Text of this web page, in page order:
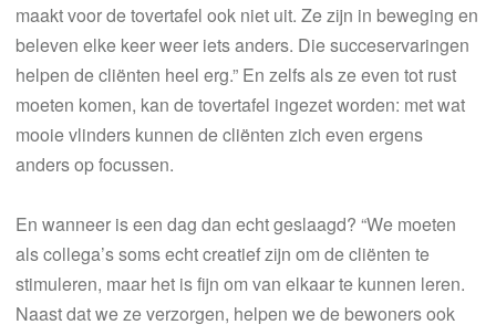
maakt voor de tovertafel ook niet uit. Ze zijn in beweging en
beleven elke keer weer iets anders. Die succeservaringen
helpen de cliënten heel erg.” En zelfs als ze even tot rust
moeten komen, kan de tovertafel ingezet worden: met wat
mooie vlinders kunnen de cliënten zich even ergens
anders op focussen.
En wanneer is een dag dan echt geslaagd? “We moeten
als collega’s soms echt creatief zijn om de cliënten te
stimuleren, maar het is fijn om van elkaar te kunnen leren.
Naast dat we ze verzorgen, helpen we de bewoners ook